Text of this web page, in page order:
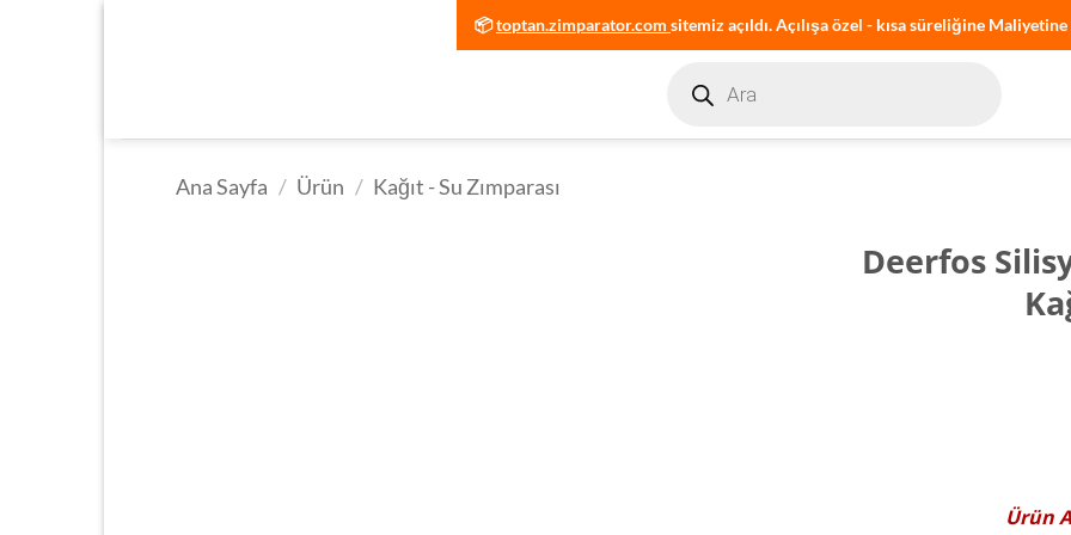
📦toptan.zimparator.com sitemiz açıldı. Açılışa özel - kısa süreliğine Maliyetine
search
Ana Sayfa / Ürün / Kağıt - Su Zımparası
Deerfos
Ürün